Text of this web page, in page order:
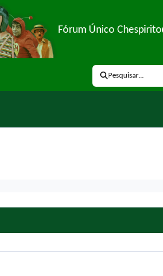
Fórum Único Chespirito
Pesquisar...